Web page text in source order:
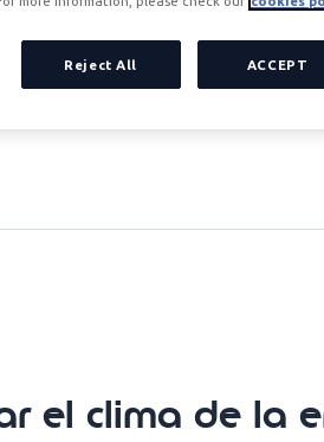
se vuelve simple,
los objetivos de la gerencia
intimidar a otros; y empiecen a
el clima de la
Reject All ACCEPT